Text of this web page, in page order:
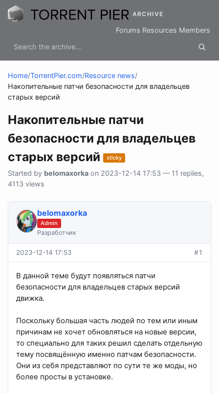
ARCHIVE
Forums Resources Members
Home/TorrentPier.com/Resource news/
Накопительные патчи безопасности для владельцев
старых версий
Накопительные патчи
безопасности для владельцев
старых версий
sticky
Started by belomaxorka on 2023-12-14 17:53 — 11 replies,
4113 views
belomaxorka
Admin
Разработчик
2023-12-14 17:53 #1
В данной теме будут появляться патчи
безопасности для владельцев старых версий
движка.
Поскольку большая часть людей по тем или иным
причинам не хочет обновляться на новые версии,
то специально для таких решил сделать отдельную
тему посвящённую именно патчам безопасности.
Они из себя представляют по сути те же моды, но
более просты в установке.